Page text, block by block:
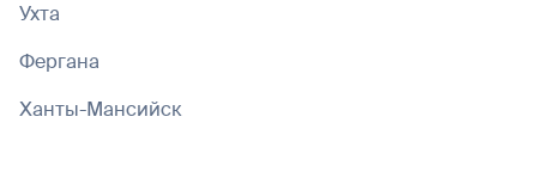
Ухта
Фергана
Ханты-Мансийск